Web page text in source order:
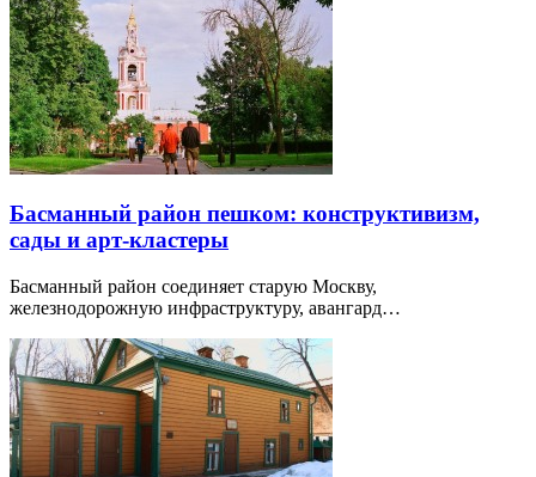
Басманный район пешком: конструктивизм,
сады и арт-кластеры
Басманный район соединяет старую Москву,
железнодорожную инфраструктуру, авангард…